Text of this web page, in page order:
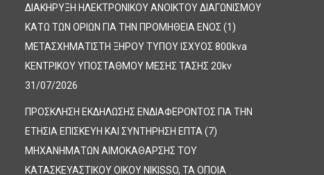
ΔΙΑΚΗΡΥΞΗ ΗΛΕΚΤΡΟΝΙΚΟΥ ΑΝΟΙΚΤΟΥ ΔΙΑΓΩΝΙΣΜΟΥ
ΚΑΤΩ ΤΩΝ ΟΡΙΩΝ ΓΙΑ ΤΗΝ ΠΡΟΜΗΘΕΙΑ ΕΝΟΣ (1)
ΜΕΤΑΣΧΗΜΑΤΙΣΤΗ ΞΗΡΟΥ ΤΥΠΟΥ ΙΣΧΥΟΣ 800kva
ΚΕΝΤΡΙΚΟΥ ΥΠΟΣΤΑΘΜΟΥ ΜΕΣΗΣ ΤΑΣΗΣ 20kv
31/07/2026
ΠΡΟΣΚΛΗΣΗ ΕΚΔΗΛΩΣΗΣ ΕΝΔΙΑΦΕΡΟΝΤΟΣ ΓΙΑ ΤΗΝ
ΕΤΗΣΙΑ ΕΠΙΣΚΕΥΗ ΚΑΙ ΣΥΝΤΗΡΗΣΗ ΕΠΤΑ (7)
ΜΗΧΑΝΗΜΑΤΩΝ ΑΙΜΟΚΑΘΑΡΣΗΣ ΤΟΥ
ΚΑΤΑΣΚΕΥΑΣΤΙΚΟΥ ΟΙΚΟΥ NIKISSO, ΤΑ ΟΠΟΙΑ